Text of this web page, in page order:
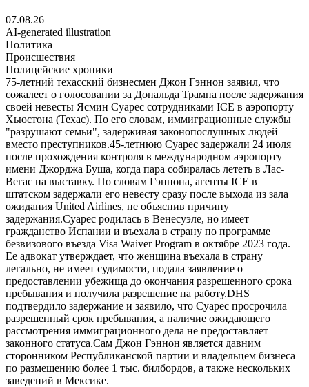
07.08.26
AI-generated illustration
Политика
Происшествия
Полицейские хроники
75-летний техасский бизнесмен Джон Гэннон заявил, что
сожалеет о голосовании за Дональда Трампа после задержания
своей невесты Ясмин Суарес сотрудниками ICE в аэропорту
Хьюстона (Техас). По его словам, иммиграционные службы
"разрушают семьи", задерживая законопослушных людей
вместо преступников.45-летнюю Суарес задержали 24 июля
после прохождения контроля в международном аэропорту
имени Джорджа Буша, когда пара собиралась лететь в Лас-
Вегас на выставку. По словам Гэннона, агенты ICE в
штатском задержали его невесту сразу после выхода из зала
ожидания United Airlines, не объяснив причину
задержания.Суарес родилась в Венесуэле, но имеет
гражданство Испании и въехала в страну по программе
безвизового въезда Visa Waiver Program в октябре 2023 года.
Ее адвокат утверждает, что женщина въехала в страну
легально, не имеет судимости, подала заявление о
предоставлении убежища до окончания разрешенного срока
пребывания и получила разрешение на работу.DHS
подтвердило задержание и заявило, что Суарес просрочила
разрешенный срок пребывания, а наличие ожидающего
рассмотрения иммиграционного дела не предоставляет
законного статуса.Сам Джон Гэннон является давним
сторонником Республиканской партии и владельцем бизнеса
по размещению более 1 тыс. билбордов, а также нескольких
заведений в Мексике.